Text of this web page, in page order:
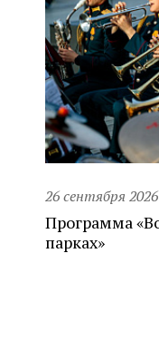
26 сентября 2026
Программа
парках»